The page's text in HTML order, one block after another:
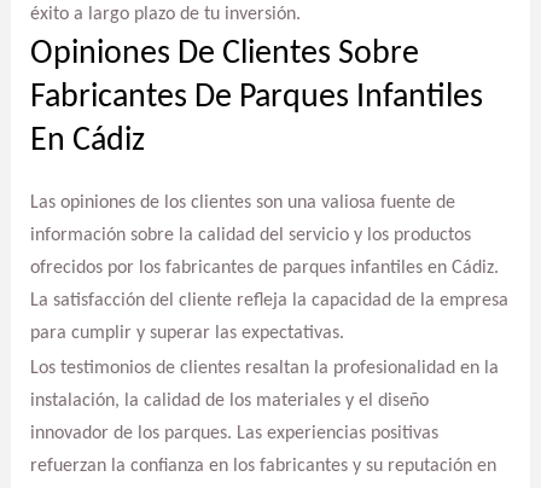
éxito a largo plazo de tu inversión.
Opiniones De Clientes Sobre
Fabricantes De Parques Infantiles
En Cádiz
Las opiniones de los clientes son una valiosa fuente de
información sobre la calidad del servicio y los productos
ofrecidos por los fabricantes de parques infantiles en Cádiz.
La satisfacción del cliente refleja la capacidad de la empresa
para cumplir y superar las expectativas.
Los testimonios de clientes resaltan la profesionalidad en la
instalación, la calidad de los materiales y el diseño
innovador de los parques. Las experiencias positivas
refuerzan la confianza en los fabricantes y su reputación en